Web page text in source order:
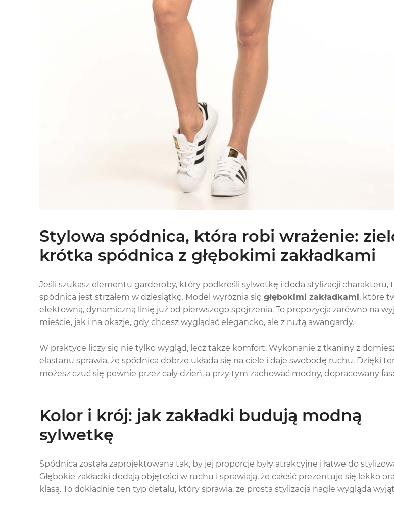
Stylowa spódnica, która robi wrażenie:
krótka spódnica z głębokimi zakładkami
Jeśli szukasz elementu garderoby, który podkreśli sylwetkę i doda stylizacji charakteru,
spódnica jest strzałem w dziesiątkę. Model wyróżnia się głębokimi zakładkami, które
efektowną, dynamiczną linię już od pierwszego spojrzenia. To propozycja zarówno na
mieście, jak i na okazje, gdy chcesz wyglądać elegancko, ale z nutą awangardy.
W praktyce liczy się nie tylko wygląd, lecz także komfort. Wykonanie z tkaniny z
elastanu sprawia, że spódnica dobrze układa się na ciele i daje swobodę ruchu. Dzięki
możesz czuć się pewnie przez cały dzień, a przy tym zachować modny, dopracowany
Kolor i krój: jak zakładki budują modną
sylwetkę
Spódnica została zaprojektowana tak, by jej proporcje były atrakcyjne i łatwe do
Głębokie zakładki dodają objętości w ruchu i sprawiają, że całość prezentuje się lekko
klasą. To dokładnie ten typ detalu, który sprawia, że prosta stylizacja nagle wygląda